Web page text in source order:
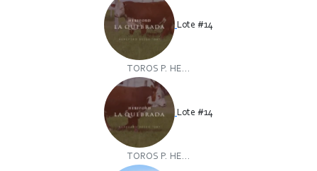
Lote #14
TOROS P. HE...
Lote #14
TOROS P. HE...